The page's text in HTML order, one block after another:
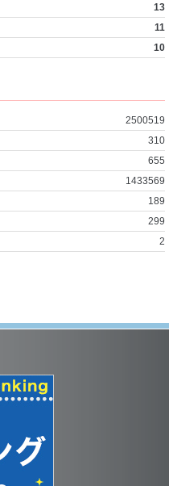
13
11
10
2500519
310
655
1433569
189
299
2